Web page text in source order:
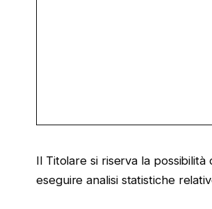
Il Titolare si riserva la
eseguire analisi statistiche